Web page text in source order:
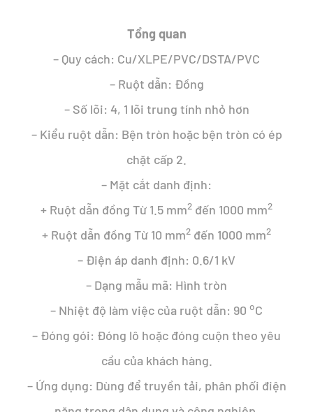
Tổng quan
– Quy cách: Cu/XLPE/PVC/DSTA/PVC
– Ruột dẫn: Đồng
– Số lõi: 4, 1 lõi trung tính nhỏ hơn
– Kiểu ruột dẫn: Bện tròn hoặc bện tròn có ép
chặt cấp 2.
– Mặt cắt danh định:
+ Ruột dẫn đồng Từ 1.5 mm2 đến 1000 mm2
+ Ruột dẫn đồng Từ 10 mm2 đến 1000 mm2
– Điện áp danh định: 0.6/1 kV
– Dạng mẫu mã: Hình tròn
– Nhiệt độ làm việc của ruột dẫn: 90 oC
– Đóng gói: Đóng lô hoặc đóng cuộn theo yêu
cầu của khách hàng.
– Ứng dụng: Dùng để truyền tải, phân phối điện